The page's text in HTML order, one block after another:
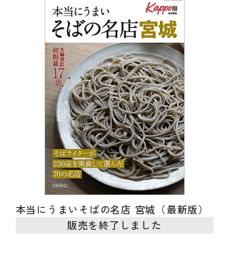
本当にうまいそばの名店 宮城（最新版）
販売を終了しました